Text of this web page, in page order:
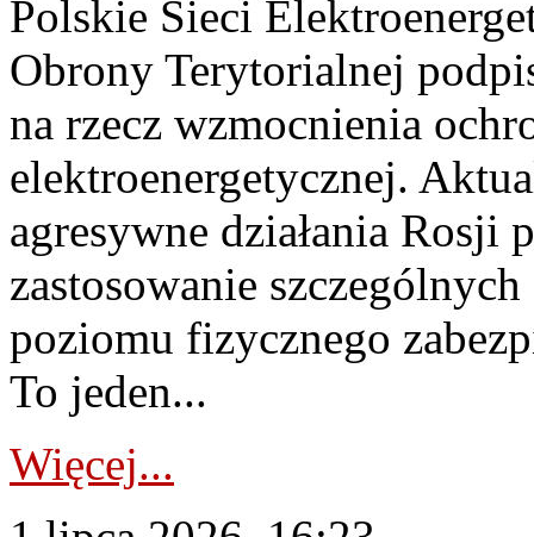
Polskie Sieci
Obrony Terytorialnej
na rzecz wzmocnienia
elektroenergetycznej.
agresywne działania Rosji
zastosowanie
poziomu fizycznego
To jeden...
Więcej...